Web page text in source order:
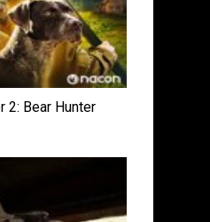
2: Bear Hunter